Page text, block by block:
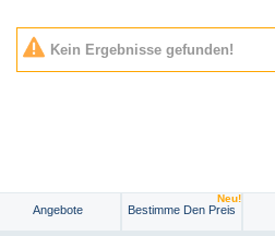
Kein Ergebnisse gefunden!
Angebote Bestimme Den Preis
Neu!